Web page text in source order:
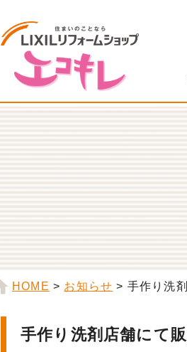
HOME > お知らせ > 手作り洗
手作り洗剤店舗にて